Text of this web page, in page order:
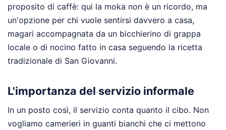
proposito di caffè: qui la moka non è un ricordo, ma
un'opzione per chi vuole sentirsi davvero a casa,
magari accompagnata da un bicchierino di grappa
locale o di nocino fatto in casa seguendo la ricetta
tradizionale di San Giovanni.
L'importanza del servizio informale
In un posto così, il servizio conta quanto il cibo. Non
vogliamo camerieri in guanti bianchi che ci mettono